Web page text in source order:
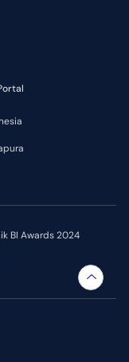
BI Awards 2024